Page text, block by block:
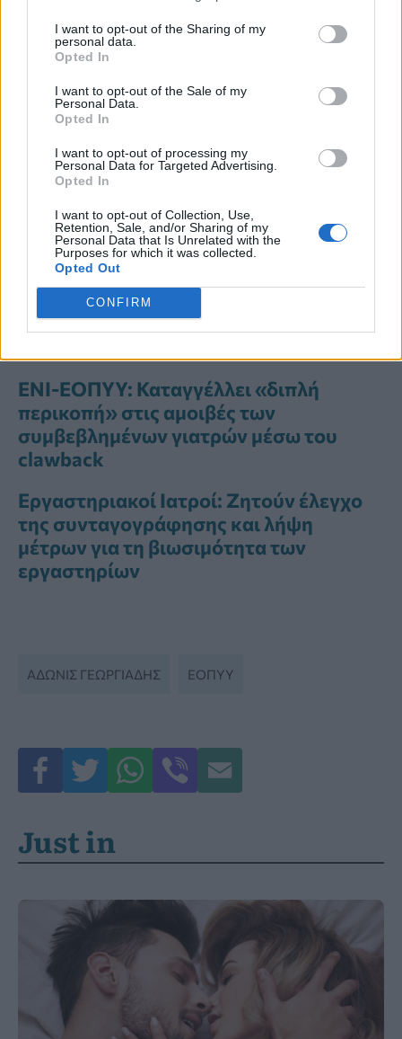
I want to opt-out of the Sharing of my
personal data.
Opted In
I want to opt-out of the Sale of my
Personal Data.
Opted In
I want to opt-out of processing my
Personal Data for Targeted Advertising.
Opted In
I want to opt-out of Collection, Use,
Retention, Sale, and/or Sharing of my
Personal Data that Is Unrelated with the
Purposes for which it was collected.
Opted Out
CONFIRM
υπουργός Υγείας
Άδωνις Γεωργιάδης.
Διαβάστε Περισσότερα
ΕΟΠΥΥ: Χωρίς ψηφιακή καταχώρηση
αποτελεσμάτων δεν θα αποζημιώνονται
οι διαγνωστικές εξετάσεις
ΕΟΠΥΥ: Πώς θα διανεμηθούν τα
Φάρμακα Υψηλού Κόστους τον
ΕΝΙ-ΕΟΠΥΥ: Καταγγέλλει «διπλή
περικοπή» στις αμοιβές των
συμβεβλημένων γιατρών μέσω του
clawback
Εργαστηριακοί Ιατροί: Ζητούν έλεγχο
της συνταγογράφησης και λήψη
μέτρων για τη βιωσιμότητα των
εργαστηρίων
ΑΔΩΝΙΣ ΓΕΩΡΓΙΆΔΗΣ ΕΟΠΥΥ
Just in